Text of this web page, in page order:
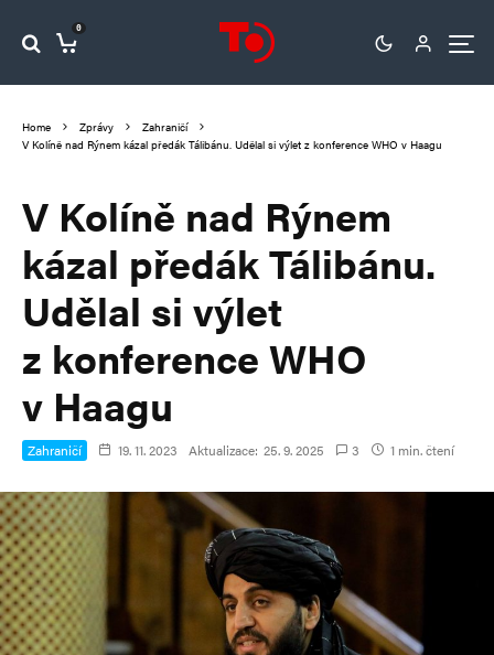
0
Home Zprávy
Zahraničí
V Kolíně nad Rýnem kázal předák Tálibánu. Udělal si výlet z konference WHO v Haagu
V Kolíně nad Rýnem
kázal předák Tálibánu.
Udělal si výlet
z konference WHO
v Haagu
Zahraničí 19. 11. 2023 Aktualizace: 25. 9. 2025 3 1 min. čtení